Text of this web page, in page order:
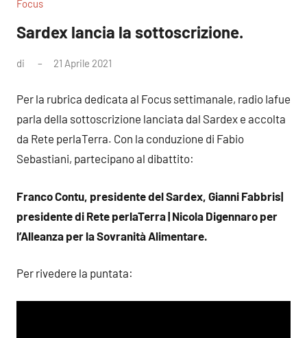
Focus
Sardex lancia la sottoscrizione.
di 21 Aprile 2021
Per la rubrica dedicata al Focus settimanale, radio Iafue
parla della sottoscrizione lanciata dal Sardex e accolta
da Rete perlaTerra. Con la conduzione di Fabio
Sebastiani, partecipano al dibattito:
Franco Contu, presidente del Sardex, Gianni Fabbris|
presidente di Rete perlaTerra | Nicola Digennaro per
l’Alleanza per la Sovranità Alimentare.
Per rivedere la puntata: